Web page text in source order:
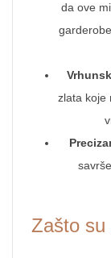
da ove
zlata koje
Zašto su